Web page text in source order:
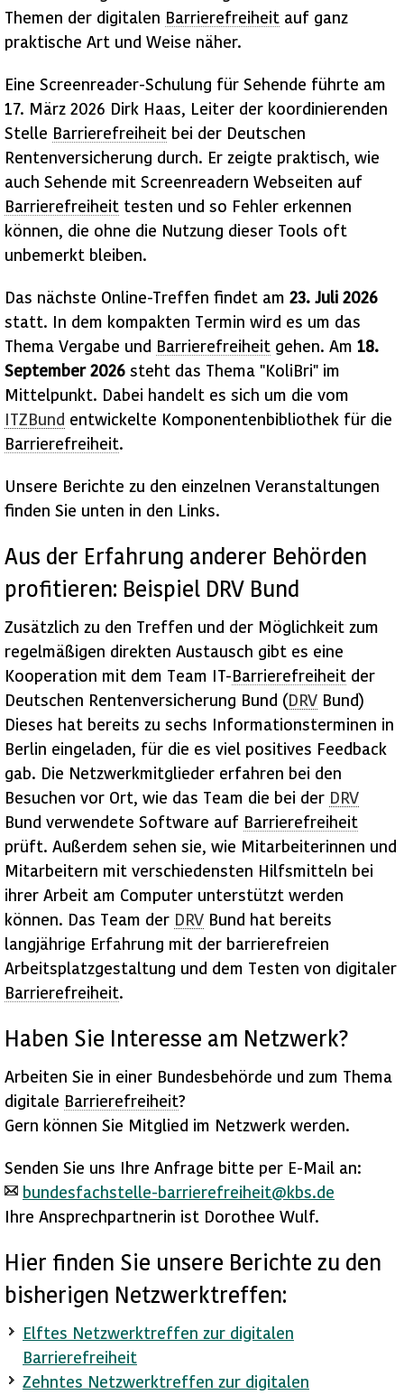
Themen der digitalen Barrierefreiheit auf ganz
praktische Art und Weise näher.
Eine Screenreader-Schulung für Sehende führte am
17. März 2026 Dirk Haas, Leiter der koordinierenden
Stelle Barrierefreiheit bei der Deutschen
Rentenversicherung durch. Er zeigte praktisch, wie
auch Sehende mit Screenreadern Webseiten auf
Barrierefreiheit testen und so Fehler erkennen
können, die ohne die Nutzung dieser Tools oft
unbemerkt bleiben.
Das nächste Online-Treffen findet am 23. Juli 2026
statt. In dem kompakten Termin wird es um das
Thema Vergabe und Barrierefreiheit gehen. Am 18.
September 2026 steht das Thema "KoliBri" im
Mittelpunkt. Dabei handelt es sich um die vom
ITZBund entwickelte Komponentenbibliothek für die
Barrierefreiheit.
Unsere Berichte zu den einzelnen Veranstaltungen
finden Sie unten in den Links.
Aus der Erfahrung anderer Behörden
profitieren: Beispiel DRV Bund
Zusätzlich zu den Treffen und der Möglichkeit zum
regelmäßigen direkten Austausch gibt es eine
Kooperation mit dem Team IT-Barrierefreiheit der
Deutschen Rentenversicherung Bund (DRV Bund)
Dieses hat bereits zu sechs Informationsterminen in
Berlin eingeladen, für die es viel positives Feedback
gab. Die Netzwerkmitglieder erfahren bei den
Besuchen vor Ort, wie das Team die bei der DRV
Bund verwendete Software auf Barrierefreiheit
prüft. Außerdem sehen sie, wie Mitarbeiterinnen und
Mitarbeitern mit verschiedensten Hilfsmitteln bei
ihrer Arbeit am Computer unterstützt werden
können. Das Team der DRV Bund hat bereits
langjährige Erfahrung mit der barrierefreien
Arbeitsplatzgestaltung und dem Testen von digitaler
Barrierefreiheit.
Haben Sie Interesse am Netzwerk?
Arbeiten Sie in einer Bundesbehörde und zum Thema
digitale Barrierefreiheit?
Gern können Sie Mitglied im Netzwerk werden.
Senden Sie uns Ihre Anfrage bitte per E-Mail an:
bundesfachstelle-barrierefreiheit@kbs.de
Ihre Ansprechpartnerin ist Dorothee Wulf.
Hier finden Sie unsere Berichte zu den
bisherigen Netzwerktreffen:
Elftes Netzwerktreffen zur digitalen
Barrierefreiheit
Zehntes Netzwerktreffen zur digitalen